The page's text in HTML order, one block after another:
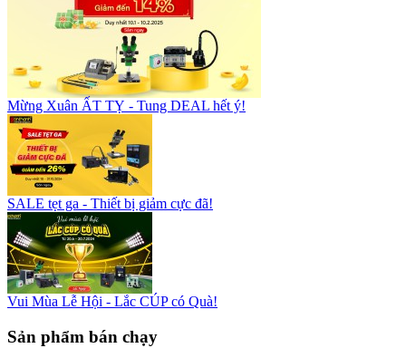
Mừng Xuân ẤT TỴ - Tung DEAL hết ý!
SALE tẹt ga - Thiết bị giảm cực đã!
Vui Mùa Lễ Hội - Lắc CÚP có Quà!
Sản phẩm bán chạy